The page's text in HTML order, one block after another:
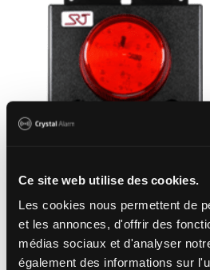
Ce site web utilise des cookies.
Les cookies nous permettent de
et les annonces, d'offrir des
médias sociaux et d'analyser
également des informations sur
Personlarm SRT330